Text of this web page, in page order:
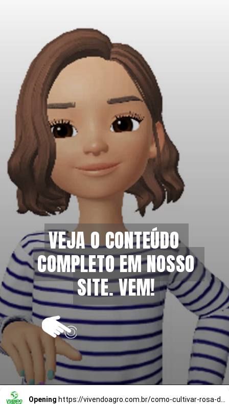
VEJA O CONTEÚDO
COMPLETO EM NOSSO
SITE. VEM!
VEJA O CONTEÚDO
COMPLETO EM NOSSO
SITE. VEM!
Opening